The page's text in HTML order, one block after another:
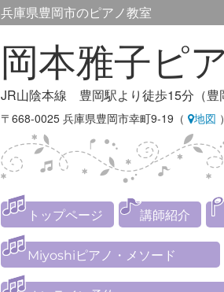
兵庫県豊岡市のピアノ教室
岡本雅子ピ
JR山陰本線 豊岡駅より徒歩15分（豊
〒668-0025 兵庫県豊岡市幸町9-19（ 地図 ）
トップページ 講師紹介
Miyoshiピアノ・メソード